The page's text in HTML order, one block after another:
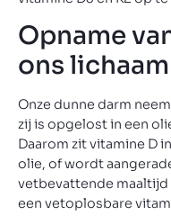
Opname
ons lichaam
Onze dunne darm
zij is opgelost in een
Daarom zit vitamine D
olie, of wordt
vetbevattende maaltijd
een vetoplosbare